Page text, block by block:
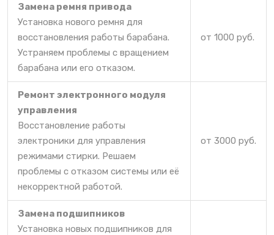
Замена ремня привода
Установка нового ремня для
восстановления работы барабана.
Устраняем проблемы с вращением
барабана или его отказом.
от 1000 руб.
Ремонт электронного модуля
управления
Восстановление работы
электроники для управления
режимами стирки. Решаем
проблемы с отказом системы или её
некорректной работой.
от 3000 руб.
Замена подшипников
Установка новых подшипников для